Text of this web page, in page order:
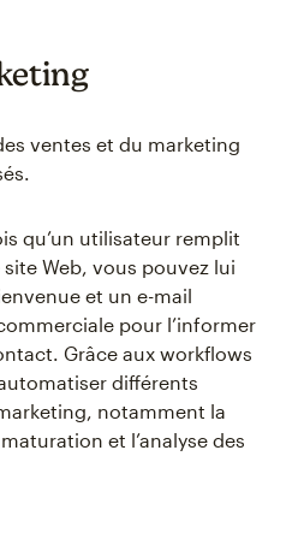
ventes et du marketing
qu’un utilisateur remplit
Web, vous pouvez lui
et un e-mail
pour l’informer
Grâce aux workflows
différents
notamment la
et l’analyse des